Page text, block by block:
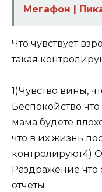
Мегафон |
Что чувствует
такая
1)Чувство вины,
Беспокойство
мама будете
что в их жизнь
контролируют4)
Раздражение
отчеты